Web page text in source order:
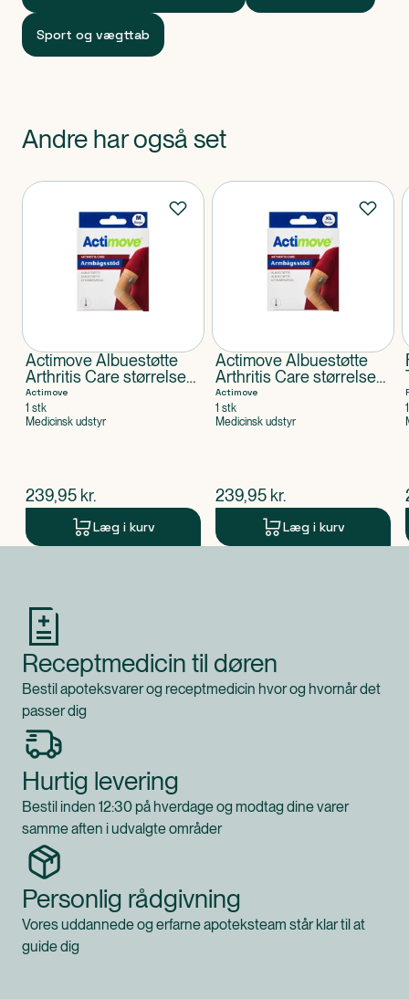
1 stk. Actimove Albuestøtte Arthritis Care størrelse L.
Klassificeret som
Sport og vægttab
Andre har også set
Produkter
Actimove Albuestøtte
Arthritis Care størrelse
M
Actimove
1 stk
Medicinsk udstyr
$nuværende pris
239,95 kr.
Læg i kurv
Actimove Albuestøtte
Arthritis Care størrelse
XL
Actimove
1 stk
Medicinsk udstyr
$nuværende pris
239,95 kr.
Læg i kurv
Receptmedicin til døren
Bestil apoteksvarer og receptmedicin hvor og hvornår det
passer dig
Hurtig levering
Bestil inden 12:30 på hverdage og modtag dine varer
samme aften i udvalgte områder
Personlig rådgivning
Vores uddannede og erfarne apoteksteam står klar til at
guide dig